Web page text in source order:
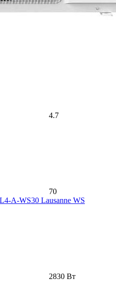
4.7
70
A-WS30 Lausanne WS
2830 Вт